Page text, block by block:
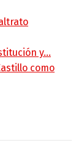
y…
como